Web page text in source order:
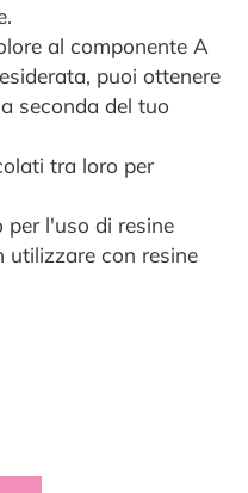
al componente A
puoi ottenere
seconda del tuo
tra loro per
per l'uso di resine
utilizzare con resine